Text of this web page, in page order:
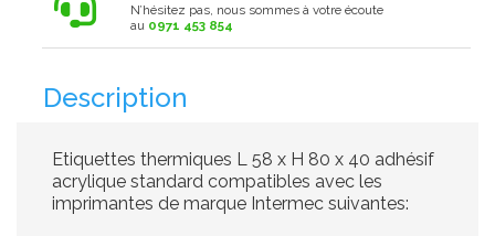
N’hésitez pas, nous sommes à votre écoute
au 0971 453 854
Description
Etiquettes thermiques L 58 x H 80 x 40 adhésif
acrylique standard compatibles avec les
imprimantes de marque Intermec suivantes: